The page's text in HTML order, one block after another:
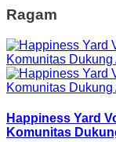
Ragam
Happiness Yard
Komunitas